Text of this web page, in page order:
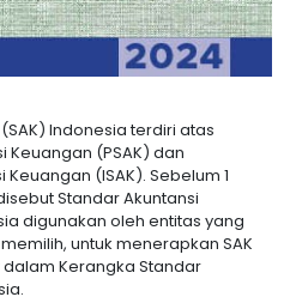
Indonesia terdiri atas
Keuangan (PSAK) dan
(ISAK). Sebelum 1
Standar Akuntansi
digunakan oleh entitas yang
untuk menerapkan SAK
Kerangka Standar